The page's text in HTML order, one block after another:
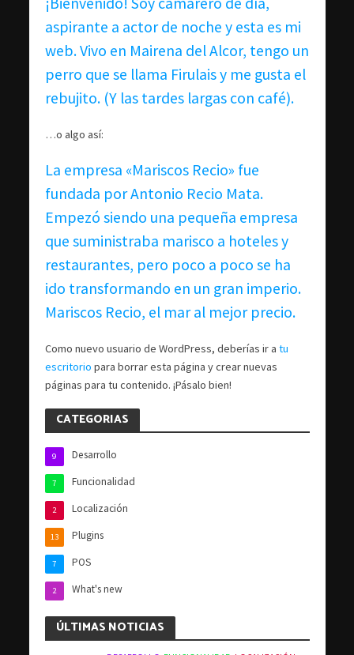
aspirante a actor de noche y esta es mi
web. Vivo en Mairena del Alcor, tengo un
perro que se llama Firulais y me gusta el
rebujito. (Y las tardes largas con café).
…o algo así:
La empresa «Mariscos Recio» fue
fundada por Antonio Recio Mata.
Empezó siendo una pequeña empresa
que suministraba marisco a hoteles y
restaurantes, pero poco a poco se ha
ido transformando en un gran imperio.
Mariscos Recio, el mar al mejor precio.
Como nuevo usuario de WordPress, deberías ir a tu
escritorio para borrar esta página y crear nuevas
páginas para tu contenido. ¡Pásalo bien!
CATEGORIAS
Desarrollo
9
Funcionalidad
7
Localización
2
Plugins
13
POS
7
What's new
2
ÚLTIMAS NOTICIAS